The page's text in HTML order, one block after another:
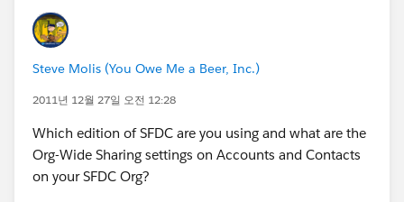
Steve Molis (You Owe Me a Beer, Inc.)
2011년 12월 27일 오전 12:28
Which edition of SFDC are you using and what are the
Org-Wide Sharing settings on Accounts and Contacts
on your SFDC Org?